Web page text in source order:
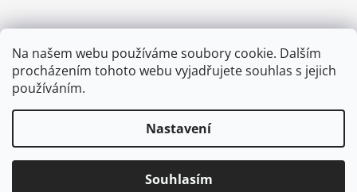
Na našem webu používáme soubory cookie. Dalším
procházením tohoto webu vyjadřujete souhlas s jejich
používáním.
Nastavení
Souhlasím
Provozní doba:
8.00 - 15.00 hod (pondělí - pátek)
Copyright 2026Diva & Nice Cosmetics. Všechna práva
Upravit nastavení cookies